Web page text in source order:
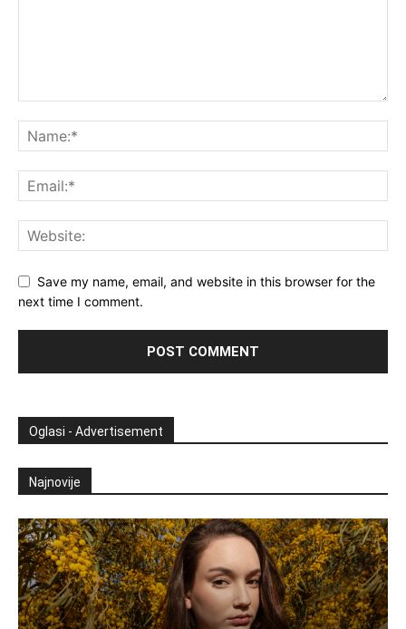
Save my name, email, and website in this browser for the
next time I comment.
Oglasi - Advertisement
Najnovije